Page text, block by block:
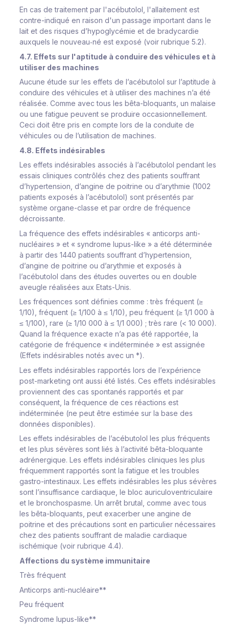
En cas de traitement par l'acébutolol, l'allaitement est
contre-indiqué en raison d'un passage important dans le
lait et des risques d’hypoglycémie et de bradycardie
auxquels le nouveau‑né est exposé (voir rubrique 5.2).
4.7. Effets sur l'aptitude à conduire des véhicules et à
utiliser des machines
Aucune étude sur les effets de l’acébutolol sur l’aptitude à
conduire des véhicules et à utiliser des machines n’a été
réalisée. Comme avec tous les bêta-bloquants, un malaise
ou une fatigue peuvent se produire occasionnellement.
Ceci doit être pris en compte lors de la conduite de
véhicules ou de l’utilisation de machines.
4.8. Effets indésirables
Les effets indésirables associés à l’acébutolol pendant les
essais cliniques contrôlés chez des patients souffrant
d’hypertension, d’angine de poitrine ou d’arythmie (1002
patients exposés à l’acébutolol) sont présentés par
système organe-classe et par ordre de fréquence
décroissante.
La fréquence des effets indésirables « anticorps anti-
nucléaires » et « syndrome lupus-like » a été déterminée
à partir des 1440 patients souffrant d’hypertension,
d’angine de poitrine ou d’arythmie et exposés à
l’acébutolol dans des études ouvertes ou en double
aveugle réalisées aux Etats-Unis.
Les fréquences sont définies comme : très fréquent (≥
1/10), fréquent (≥ 1/100 à ≤ 1/10), peu fréquent (≥ 1/1 000 à
≤ 1/100), rare (≥ 1/10 000 à ≤ 1/1 000) ; très rare (< 10 000).
Quand la fréquence exacte n’a pas été rapportée, la
catégorie de fréquence « indéterminée » est assignée
(Effets indésirables notés avec un *).
Les effets indésirables rapportés lors de l’expérience
post-marketing ont aussi été listés. Ces effets indésirables
proviennent des cas spontanés rapportés et par
conséquent, la fréquence de ces réactions est
indéterminée (ne peut être estimée sur la base des
données disponibles).
Les effets indésirables de l’acébutolol les plus fréquents
et les plus sévères sont liés à l’activité bêta-bloquante
adrénergique. Les effets indésirables cliniques les plus
fréquemment rapportés sont la fatigue et les troubles
gastro-intestinaux. Les effets indésirables les plus sévères
sont l’insuffisance cardiaque, le bloc auriculoventriculaire
et le bronchospasme. Un arrêt brutal, comme avec tous
les bêta-bloquants, peut exacerber une angine de
poitrine et des précautions sont en particulier nécessaires
chez des patients souffrant de maladie cardiaque
ischémique (voir rubrique 4.4).
Affections du système immunitaire
Très fréquent
Anticorps anti-nucléaire**
Peu fréquent
Syndrome lupus-like**